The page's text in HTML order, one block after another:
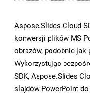
Aspose.Slides Cloud
konwersji plików MS
obrazów, podobnie jak
Wykorzystując
SDK, Aspose.Slides
slajdów PowerPoint